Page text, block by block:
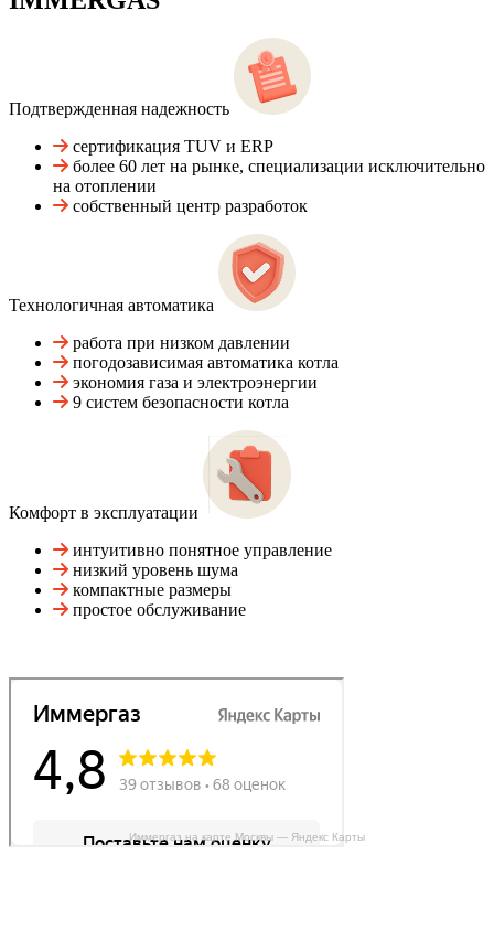
Подтвержденная надежность
сертификация TUV и ERP
более 60 лет на рынке, специализации исключительно
на отоплении
собственный центр разработок
Технологичная автоматика
работа при низком давлении
погодозависимая автоматика котла
экономия газа и электроэнергии
9 систем безопасности котла
Комфорт в эксплуатации
интуитивно понятное управление
низкий уровень шума
компактные размеры
простое обслуживание
Иммергаз на карте Москвы — Яндекс Карты